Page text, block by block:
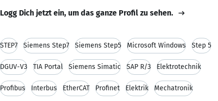
Logg Dich jetzt ein, um das ganze Profil zu sehen.
STEP7 Siemens Step7 Siemens Step5 Microsoft Windows Step 5
DGUV-V3 TIA Portal Siemens Simatic SAP R/3 Elektrotechnik
Profibus Interbus EtherCAT Profinet Elektrik Mechatronik